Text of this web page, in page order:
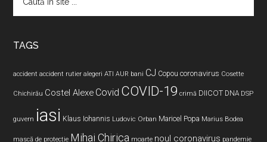
TAGS
accident accident rutier alegeri ATI AUR bani CJ Copou coronavirus Cosette
Chichirău Costel Alexe Covid COVID-19 crimă DIICOT DNA DSP
guvern iasi Klaus Iohannis Ludovic Orban Maricel Popa Marius Bodea
mască de protecție Mihai Chirica moarte noul coronavirus pandemie